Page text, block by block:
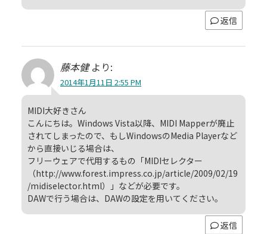
返信
藤本健 より:
2014年1月11日 2:55 PM
MIDI大好きさん
こんにちは。Windows Vista以降、MIDI Mapperが廃止
されてしまったので、もしWindowsのMedia Playerなど
から直接いじる場合は、
フリーウェアで代用するもの「MIDIセレクター
（http://www.forest.impress.co.jp/article/2009/02/19
/midiselector.html）」などが必要です。
DAWで行う場合は、DAWの設定を用いてください。
返信